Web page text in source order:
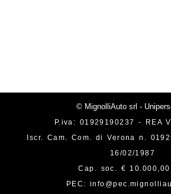
© MignolliAuto srl -
P.iva: 01929190237 - REA
Iscr. Cam. Com. di Verona n.
16/02/1987
Cap. soc. € 10.000,00
PEC: